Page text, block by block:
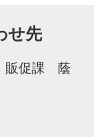
せ先
販促課 蔭